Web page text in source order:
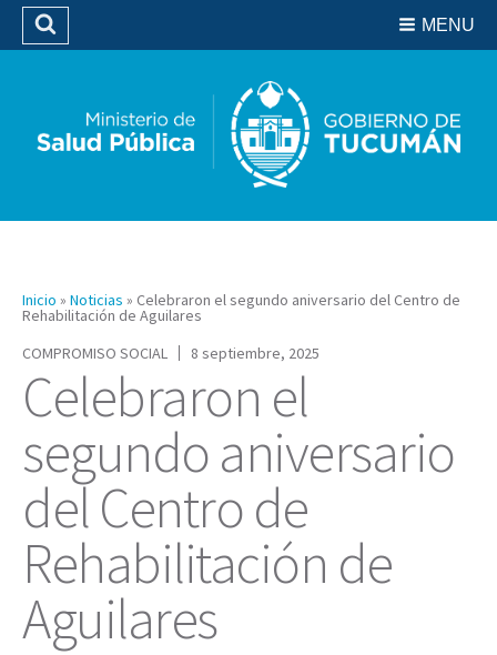
Biblioteca
MENU
Buscar
Inicio » Noticias » Celebraron el segundo aniversario del Centro de
Rehabilitación de Aguilares
COMPROMISO SOCIAL
8 septiembre, 2025
Celebraron el
segundo aniversario
del Centro de
Rehabilitación de
Aguilares